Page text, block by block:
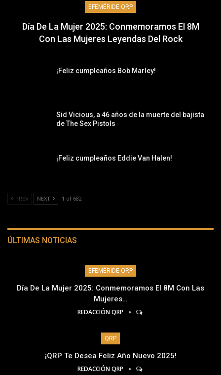
EFEMÉRIDE QRP
Día De La Mujer 2025: Conmemoramos El 8M
Con Las Mujeres Leyendas Del Rock
¡Feliz cumpleaños Bob Marley!
Sid Vicious, a 46 años de la muerte del bajista
de The Sex Pistols
¡Feliz cumpleaños Eddie Van Halen!
PREV NEXT 1 of 682
ÚLTIMAS NOTICIAS
EFEMÉRIDE QRP
Día De La Mujer 2025: Conmemoramos El 8M Con Las
Mujeres…
REDACCIÓN QRP
QRP
¡QRP Te Desea Feliz Año Nuevo 2025!
REDACCIÓN QRP